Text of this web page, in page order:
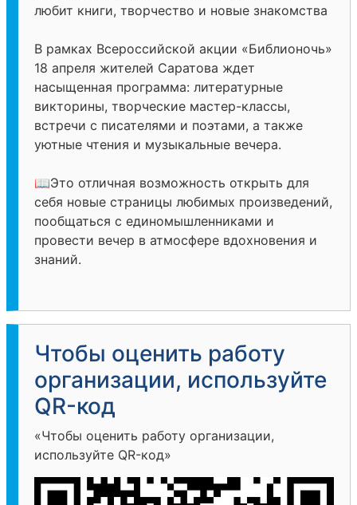
любит книги, творчество и новые знакомства
В рамках Всероссийской акции «Библионочь»
18 апреля жителей Саратова ждет
насыщенная программа: литературные
викторины, творческие мастер-классы,
встречи с писателями и поэтами, а также
уютные чтения и музыкальные вечера.
📖Это отличная возможность открыть для
себя новые страницы любимых произведений,
пообщаться с единомышленниками и
провести вечер в атмосфере вдохновения и
знаний.
Чтобы оценить работу
организации, используйте
QR-код
«Чтобы оценить работу организации,
используйте QR-код»